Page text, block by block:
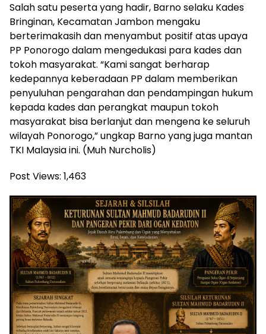
Salah satu peserta yang hadir, Barno selaku Kades
Bringinan, Kecamatan Jambon mengaku
berterimakasih dan menyambut positif atas upaya
PP Ponorogo dalam mengedukasi para kades dan
tokoh masyarakat. “Kami sangat berharap
kedepannya keberadaan PP dalam memberikan
penyuluhan pengarahan dan pendampingan hukum
kepada kades dan perangkat maupun tokoh
masyarakat bisa berlanjut dan mengena ke seluruh
wilayah Ponorogo,” ungkap Barno yang juga mantan
TKI Malaysia ini. (Muh Nurcholis)
Post Views: 1,463